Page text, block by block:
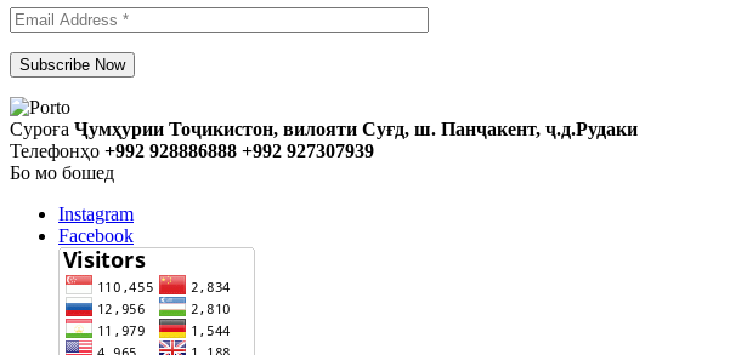
Суроға Ҷумҳурии Тоҷикистон, вилояти Суғд, ш. Панҷакент, ҷ.д.Рудаки
Телефонҳо +992 928886888 +992 927307939
Бо мо бошед
Instagram
Facebook